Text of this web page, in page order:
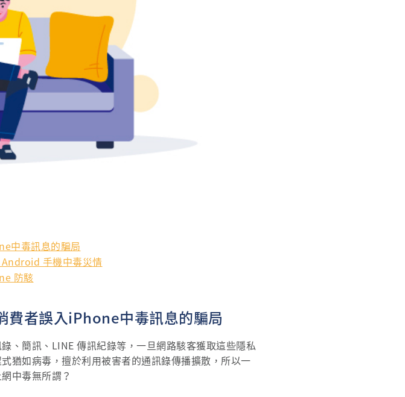
中毒訊息的騙局
手機中毒災情
防駭
費者誤入iPhone中毒訊息的騙局
、簡訊、LINE 傳訊紀錄等，一旦網路駭客獲取這些隱私
猶如病毒，擅於利用被害者的通訊錄傳播擴散，所以一
中毒無所謂？